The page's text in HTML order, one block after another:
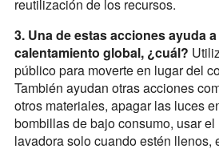
reutilización de los recursos.
3. Una de estas acciones ayuda
calentamiento global, ¿cuál?
público para moverte en lugar del
También ayudan otras acciones
otros materiales, apagar las luces
bombillas de bajo consumo, usar
lavadora solo cuando estén llenos,